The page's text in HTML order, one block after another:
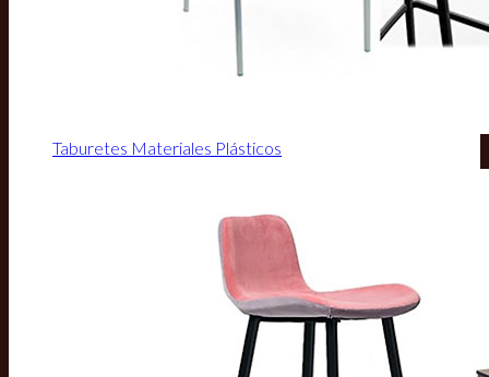
Taburetes Materiales Plásticos